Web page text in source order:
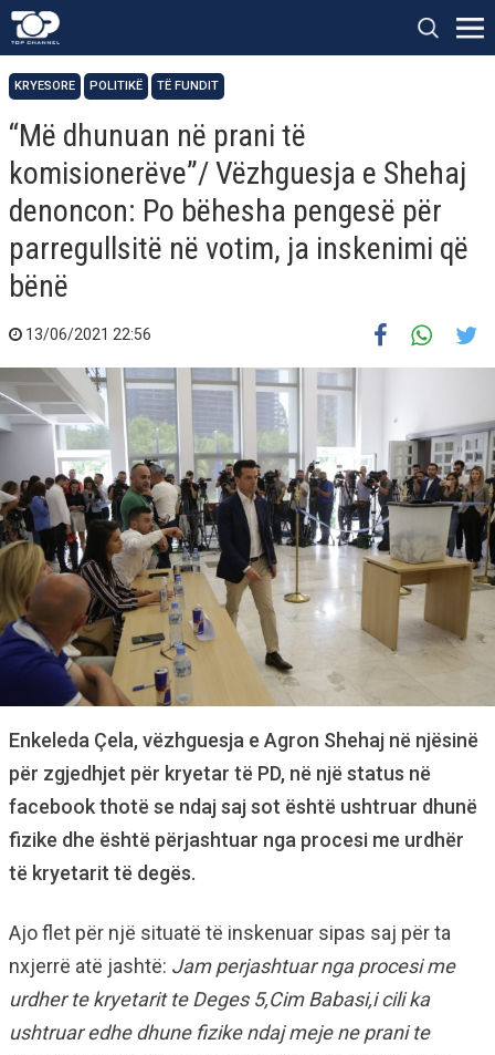
KRYESORE POLITIKË TË FUNDIT
“Më dhunuan në prani të
komisionerëve”/ Vëzhguesja e Shehaj
denoncon: Po bëhesha pengesë për
parregullsitë në votim, ja inskenimi që
bënë
13/06/2021 22:56
Enkeleda Çela, vëzhguesja e Agron Shehaj në njësinë
për zgjedhjet për kryetar të PD, në një status në
facebook thotë se ndaj saj sot është ushtruar dhunë
fizike dhe është përjashtuar nga procesi me urdhër
të kryetarit të degës.
Ajo flet për një situatë të inskenuar sipas saj për ta
nxjerrë atë jashtë: Jam perjashtuar nga procesi me
urdher te kryetarit te Deges 5,Cim Babasi,i cili ka
ushtruar edhe dhune fizike ndaj meje ne prani te